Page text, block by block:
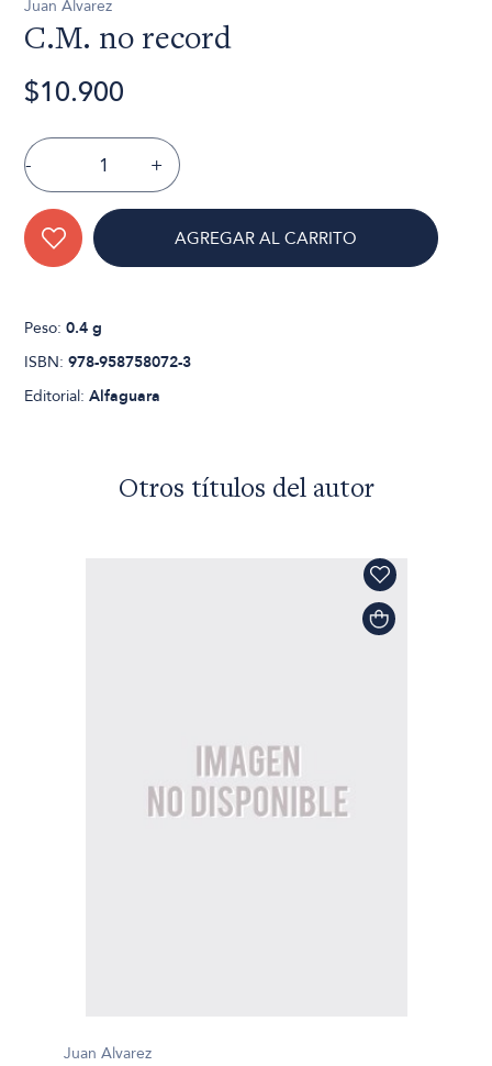
Juan Alvarez
C.M. no record
$10.900
- +
AGREGAR AL CARRITO
Peso:0.4 g
ISBN:978-958758072-3
Editorial:Alfaguara
Otros títulos del autor
Juan Alvarez